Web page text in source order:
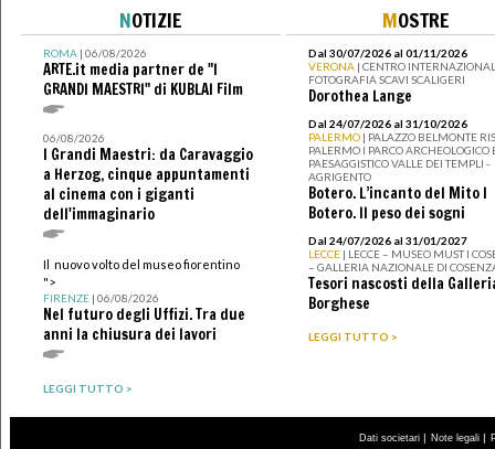
NOTIZIE
ROMA| 06/08/2026
ARTE.it media partner de "I
GRANDI MAESTRI" di KUBLAI Film
06/08/2026
I Grandi Maestri: da Caravaggio
a Herzog, cinque appuntamenti
al cinema con i giganti
dell'immaginario
Il nuovo volto del museo fiorentino
">
FIRENZE| 06/08/2026
Nel futuro degli Uffizi. Tra due
anni la chiusura dei lavori
LEGGI TUTTO >
MOSTRE
Dal 30/07/2026 al 01/11/2026
VERONA | CENTRO
FOTOGRAFIA SCAVI SCALIGERI
Dorothea Lange
Dal 24/07/2026 al 31/10/2026
PALERMO | PALAZZO BELMONTE
PALERMO I PARCO ARCHEOLOGICO
PAESAGGISTICO VALLE DEI TEMPLI -
AGRIGENTO
Botero. L’incanto del Mito I
Botero. Il peso dei sogni
Dal 24/07/2026 al 31/01/2027
LECCE | LECCE – MUSEO MUST I
– GALLERIA NAZIONALE DI
Tesori nascosti della
Borghese
LEGGI TUTTO >
Dati societari | Note legali |